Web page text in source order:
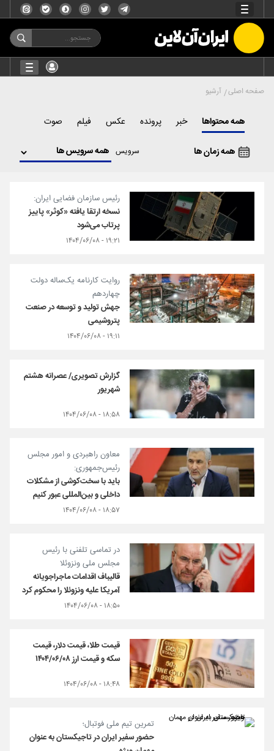
صفحه اصلی آرشیو
همه محتواها خبر پرونده عکس فیلم صوت
همه زمان ها سرویس
رئیس سازمان فضایی ایران:
نسخه ارتقا یافته «کوثر» پاییز
پرتاب می‌شود
۱۹:۲۱ - ۱۴۰۴/۰۶/۰۸
روایت کارنامه یک‌ساله دولت
چهاردهم
جهش تولید و توسعه در صنعت
پتروشیمی
۱۹:۱۱ - ۱۴۰۴/۰۶/۰۸
گزارش تصویری/ عصرانه هشتم
شهریور
۱۸:۵۸ - ۱۴۰۴/۰۶/۰۸
معاون راهبردی و امور مجلس
رئیس‌جمهوری:
باید با سخت‌کوشی از مشکلات
داخلی و بین‌المللی عبور کنیم
۱۸:۵۷ - ۱۴۰۴/۰۶/۰۸
در تماسی تلفنی با رئیس
مجلس ملی ونزوئلا
قالیباف اقدامات ماجراجویانه
آمریکا علیه ونزوئلا را محکوم کرد
۱۸:۵۰ - ۱۴۰۴/۰۶/۰۸
قیمت طلا، قیمت دلار، قیمت
سکه و قیمت ارز ۱۴۰۴/۰۶/۰۸
۱۸:۴۸ - ۱۴۰۴/۰۶/۰۸
تمرین تیم ملی فوتبال؛
حضور سفیر ایران در تاجیکستان به عنوان